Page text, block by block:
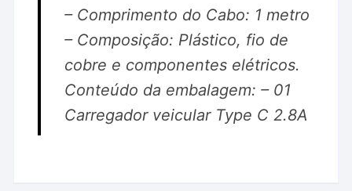
– Comprimento do Cabo: 1 metro
– Composição: Plástico, fio de
cobre e componentes elétricos.
Conteúdo da embalagem: – 01
Carregador veicular Type C 2.8A